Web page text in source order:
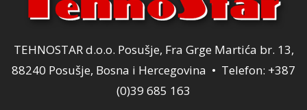
TEHNOSTAR d.o.o. Posušje, Fra Grge Martića br. 13,
88240 Posušje, Bosna i Hercegovina • Telefon: +387
(0)39 685 163